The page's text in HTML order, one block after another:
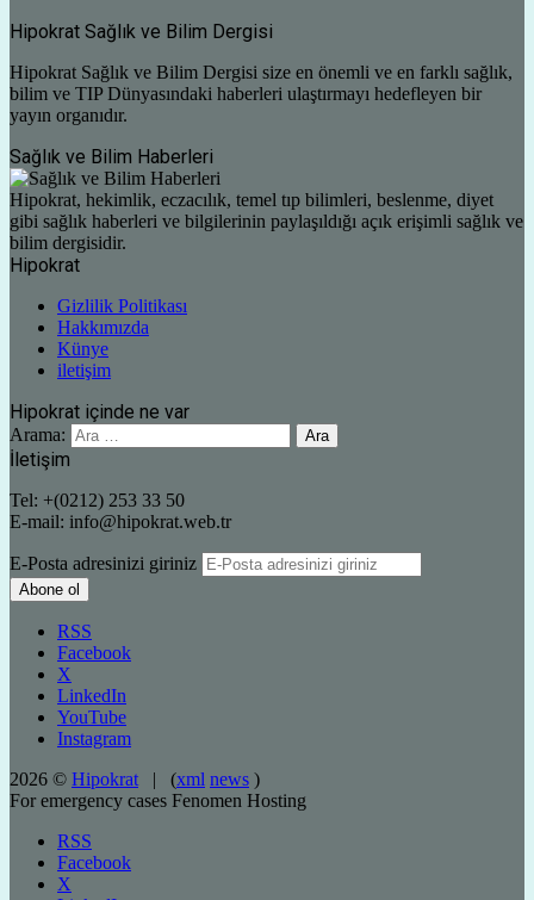
Hipokrat Sağlık ve Bilim Dergisi
Hipokrat Sağlık ve Bilim Dergisi size en önemli ve en farklı sağlık,
bilim ve TIP Dünyasındaki haberleri ulaştırmayı hedefleyen bir
yayın organıdır.
Sağlık ve Bilim Haberleri
Hipokrat, hekimlik, eczacılık, temel tıp bilimleri, beslenme, diyet
gibi sağlık haberleri ve bilgilerinin paylaşıldığı açık erişimli sağlık ve
bilim dergisidir.
Hipokrat
Gizlilik Politikası
Hakkımızda
Künye
iletişim
Hipokrat içinde ne var
Arama:
İletişim
Tel: +(0212) 253 33 50
E-mail: info@hipokrat.web.tr
E-Posta adresinizi giriniz
RSS
Facebook
X
LinkedIn
YouTube
Instagram
2026 © Hipokrat | (xml news )
For emergency cases Fenomen Hosting
RSS
Facebook
X